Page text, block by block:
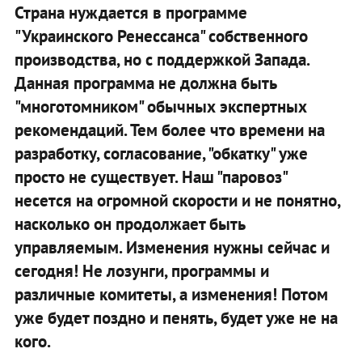
Страна нуждается в программе
"Украинского Ренессанса" собственного
производства, но с поддержкой Запада.
Данная программа не должна быть
"многотомником" обычных экспертных
рекомендаций. Тем более что времени на
разработку, согласование, "обкатку" уже
просто не существует. Наш "паровоз"
несется на огромной скорости и не понятно,
насколько он продолжает быть
управляемым. Изменения нужны сейчас и
сегодня! Не лозунги, программы и
различные комитеты, а изменения! Потом
уже будет поздно и пенять, будет уже не на
кого.